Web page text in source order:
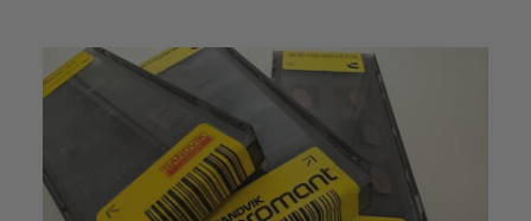
Bildergalerie überspringen